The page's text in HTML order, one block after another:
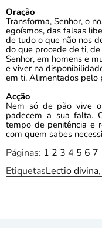
Oração
Transforma, Senhor, o
egoísmos, das falsas
de tudo o que não nos
do que procede de ti,
Senhor, em homens e
e viver na
em ti. Alimentados pelo
Acção
Nem só de pão vive
padecem a sua falta.
tempo de penitência e
com quem sabes
Páginas: 1 2 3 4 5 6 7
EtiquetasLectio divina,